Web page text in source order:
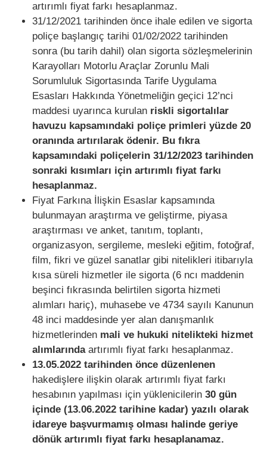
artırımlı fiyat farkı hesaplanmaz.
31/12/2021 tarihinden önce ihale edilen ve sigorta
poliçe başlangıç tarihi 01/02/2022 tarihinden
sonra (bu tarih dahil) olan sigorta sözleşmelerinin
Karayolları Motorlu Araçlar Zorunlu Mali
Sorumluluk Sigortasında Tarife Uygulama
Esasları Hakkında Yönetmeliğin geçici 12’nci
maddesi uyarınca kurulan riskli sigortalılar
havuzu kapsamındaki poliçe primleri yüzde 20
oranında artırılarak ödenir. Bu fıkra
kapsamındaki poliçelerin 31/12/2023 tarihinden
sonraki kısımları için artırımlı fiyat farkı
hesaplanmaz.
Fiyat Farkına İlişkin Esaslar kapsamında
bulunmayan araştırma ve geliştirme, piyasa
araştırması ve anket, tanıtım, toplantı,
organizasyon, sergileme, mesleki eğitim, fotoğraf,
film, fikri ve güzel sanatlar gibi nitelikleri itibarıyla
kısa süreli hizmetler ile sigorta (6 ncı maddenin
beşinci fıkrasında belirtilen sigorta hizmeti
alımları hariç), muhasebe ve 4734 sayılı Kanunun
48 inci maddesinde yer alan danışmanlık
hizmetlerinden mali ve hukuki nitelikteki hizmet
alımlarındaartırımlı fiyat farkı hesaplanmaz.
13.05.2022 tarihinden önce düzenlenen
hakedişlere ilişkin olarak artırımlı fiyat farkı
hesabının yapılması için yüklenicilerin 30 gün
içinde (13.06.2022 tarihine kadar) yazılı olarak
idareye başvurmamış olması halinde geriye
dönük artırımlı fiyat farkı hesaplanamaz.